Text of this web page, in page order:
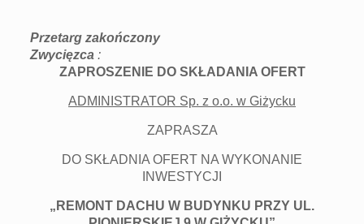
Przetarg zakończony
Zwycięzca :
ZAPROSZENIE DO SKŁADANIA OFERT
ADMINISTRATOR Sp. z o.o. w Giżycku
ZAPRASZA
DO SKŁADNIA OFERT NA WYKONANIE
INWESTYCJI
„REMONT DACHU W BUDYNKU PRZY UL.